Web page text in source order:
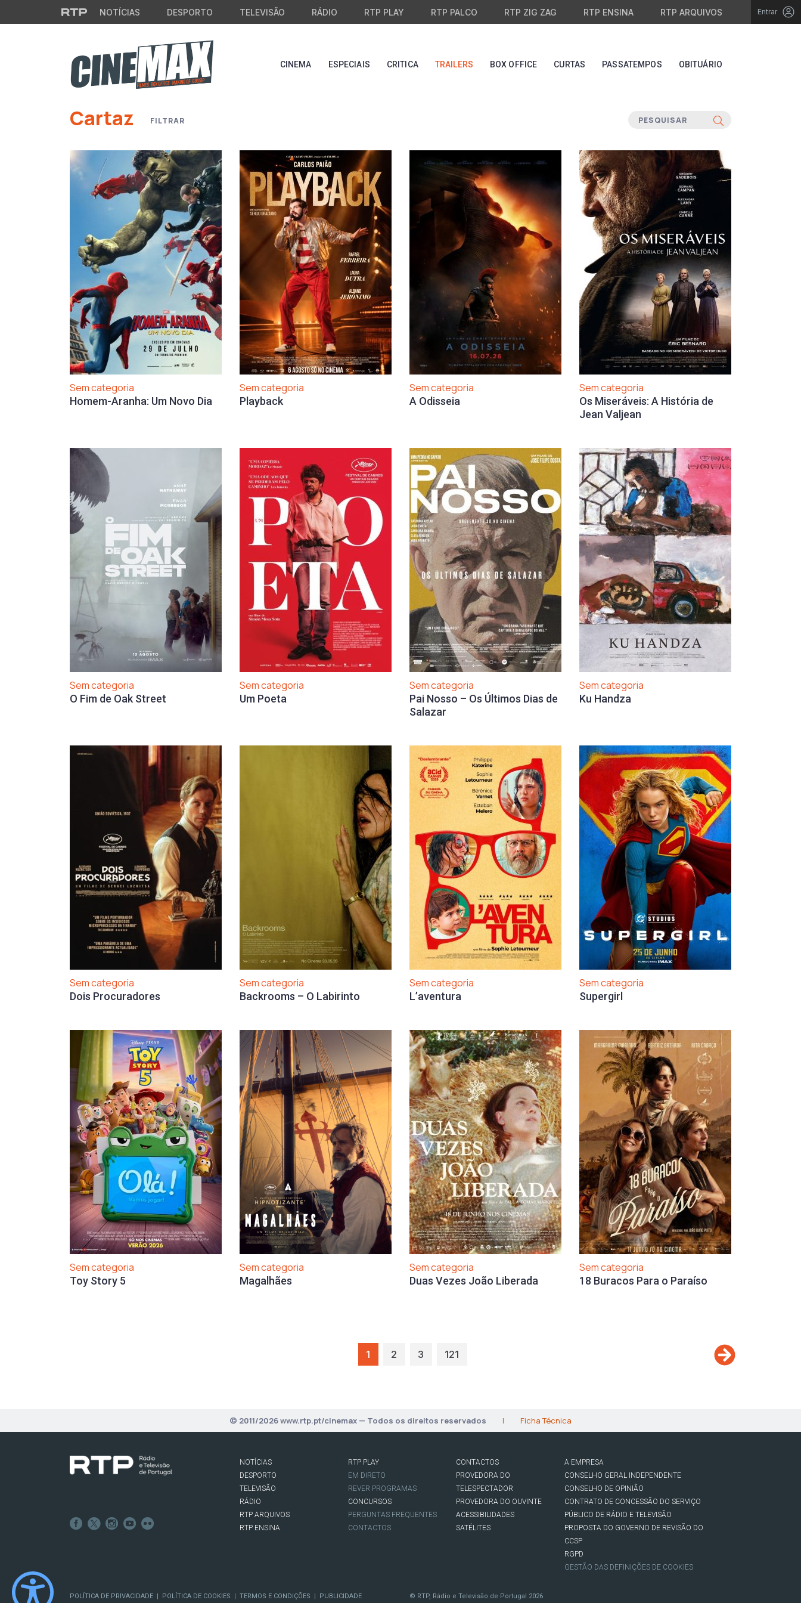
Saltar para o conteúdo principal
NOTÍCIAS DESPORTO TELEVISÃO RÁDIO RTP PLAY RTP PALCO RTP ZIG ZAG RTP ENSINA RTP ARQUIVOS Entrar
CINEMA ESPECIAIS CRITICA TRAILERS BOX OFFICE CURTAS PASSATEMPOS OBITUÁRIO
Cartaz FILTRAR
Sem categoria
Homem-Aranha: Um Novo Dia
Sem categoria
Playback
Sem categoria
A Odisseia
Sem categoria
Os Miseráveis: A História de
Jean Valjean
Sem categoria
O Fim de Oak Street
Sem categoria
Um Poeta
Sem categoria
Pai Nosso – Os Últimos Dias de
Salazar
Sem categoria
Ku Handza
Sem categoria
Dois Procuradores
Sem categoria
Backrooms – O Labirinto
Sem categoria
L’aventura
Sem categoria
Supergirl
Sem categoria
Toy Story 5
Sem categoria
Magalhães
Sem categoria
Duas Vezes João Liberada
Sem categoria
18 Buracos Para o Paraíso
1 2 3 121
© 2011/2026 www.rtp.pt/cinemax — Todos os direitos reservados | Ficha Técnica
NOTÍCIAS
DESPORTO
TELEVISÃO
RÁDIO
RTP ARQUIVOS
RTP ENSINA
RTP PLAY
EM DIRETO
REVER PROGRAMAS
CONCURSOS
PERGUNTAS FREQUENTES
CONTACTOS
CONTACTOS
PROVEDORA DO
TELESPECTADOR
PROVEDORA DO OUVINTE
ACESSIBILIDADES
SATÉLITES
A EMPRESA
CONSELHO GERAL INDEPENDENTE
CONSELHO DE OPINIÃO
CONTRATO DE CONCESSÃO DO SERVIÇO
PÚBLICO DE RÁDIO E TELEVISÃO
PROPOSTA DO GOVERNO DE REVISÃO DO
CCSP
RGPD
GESTÃO DAS DEFINIÇÕES DE COOKIES
POLÍTICA DE PRIVACIDADE POLÍTICA DE COOKIES TERMOS E CONDIÇÕES PUBLICIDADE © RTP, Rádio e Televisão de Portugal 2026